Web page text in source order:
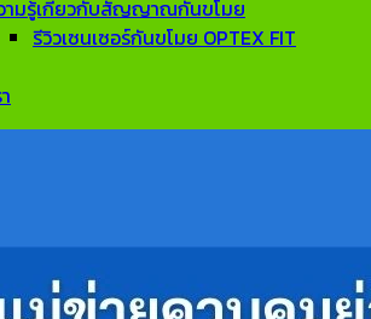
ามรู้เกี่ยวกับสัญญาณกันขโมย
รีวิวเซนเซอร์กันขโมย OPTEX FIT